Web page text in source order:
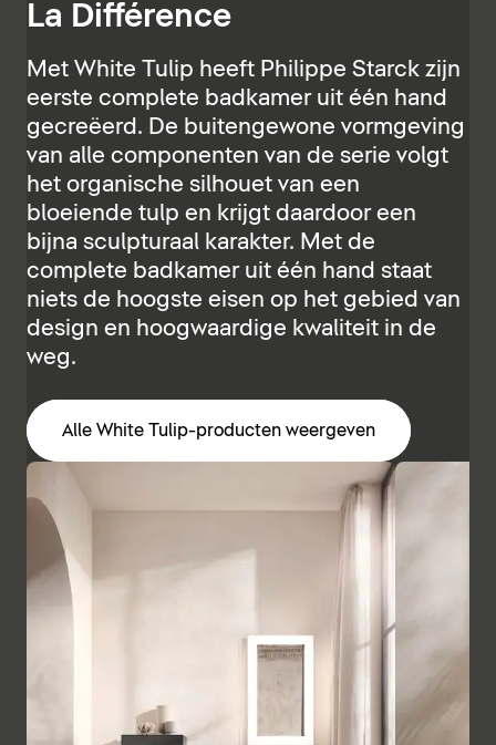
La Différence
Met White Tulip heeft Philippe Starck zijn
eerste complete badkamer uit één hand
gecreëerd. De buitengewone vormgeving
van alle componenten van de serie volgt
het organische silhouet van een
bloeiende tulp en krijgt daardoor een
bijna sculpturaal karakter. Met de
complete badkamer uit één hand staat
niets de hoogste eisen op het gebied van
design en hoogwaardige kwaliteit in de
weg.
Alle White Tulip-producten weergeven